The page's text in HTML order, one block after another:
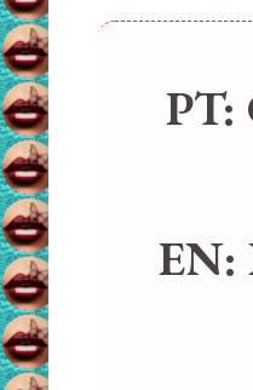
PT:
EN: